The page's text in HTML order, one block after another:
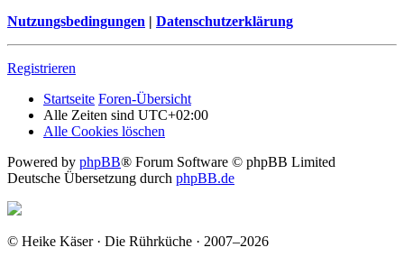
Nutzungsbedingungen | Datenschutzerklärung
Registrieren
Startseite Foren-Übersicht
Alle Zeiten sind UTC+02:00
Alle Cookies löschen
Powered by phpBB® Forum Software © phpBB Limited
Deutsche Übersetzung durch phpBB.de
© Heike Käser · Die Rührküche · 2007–2026